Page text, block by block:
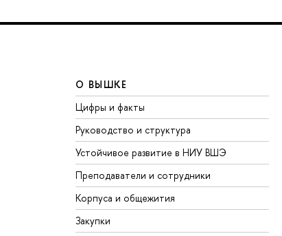
О ВЫШКЕ
Цифры и факты
Руководство и структура
Устойчивое развитие в НИУ ВШЭ
Преподаватели и сотрудники
Корпуса и общежития
Закупки